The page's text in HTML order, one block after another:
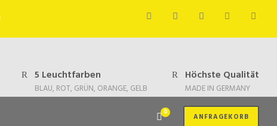
5 Leuchtfarben
BLAU, ROT, GRÜN, ORANGE, GELB
Höchste Qualität
MADE IN GERMANY
0 ANFRAGEKORB